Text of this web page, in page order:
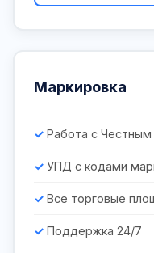
Маркировка
Работа с Честным
УПД с кодами
Все торговые
Поддержка 24/7